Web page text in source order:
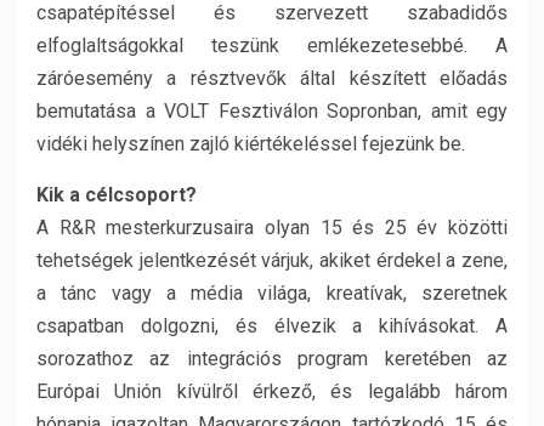
csapatépítéssel és szervezett szabadidős
elfoglaltságokkal teszünk emlékezetesebbé. A
záróesemény a résztvevők által készített előadás
bemutatása a VOLT Fesztiválon Sopronban, amit egy
vidéki helyszínen zajló kiértékeléssel fejezünk be.
Kik a célcsoport?
A R&R mesterkurzusaira olyan 15 és 25 év közötti
tehetségek jelentkezését várjuk, akiket érdekel a zene,
a tánc vagy a média világa, kreatívak, szeretnek
csapatban dolgozni, és élvezik a kihívásokat. A
sorozathoz az integrációs program keretében az
Európai Unión kívülről érkező, és legalább három